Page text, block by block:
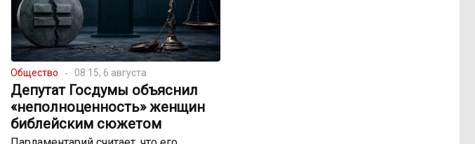
Общество 08:15, 6 августа
Депутат Госдумы объяснил
«неполноценность» женщин
библейским сюжетом